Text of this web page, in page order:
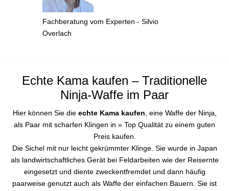
Fachberatung vom Experten - Silvio
Overlach
Echte Kama kaufen – Traditionelle
Ninja-Waffe im Paar
Hier können Sie die echte Kama kaufen , eine Waffe der Ninja,
als Paar mit scharfen Klingen in » Top Qualität zu einem guten
Preis kaufen.
Die Sichel mit nur leicht gekrümmter Klinge. Sie wurde in Japan
als landwirtschaftliches Gerät bei Feldarbeiten wie der Reisernte
eingesetzt und diente zweckentfremdet und dann häufig
paarweise genutzt auch als Waffe der einfachen Bauern. Sie ist